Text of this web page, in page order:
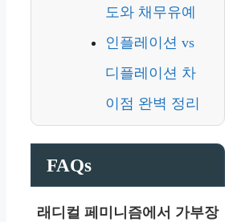
도와 채무유예
인플레이션 vs
디플레이션 차
이점 완벽 정리
FAQs
래디컬 페미니즘에서 가부장